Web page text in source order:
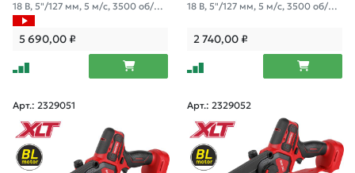
18 В, 5"/127 мм, 5 м/с, 3500 об/ми
н.
5 690,00₽
18 В, 5"/127 мм, 5 м/с, 3500 об/ми
2 740,00₽
Арт.: 2329051 Арт.: 2329052